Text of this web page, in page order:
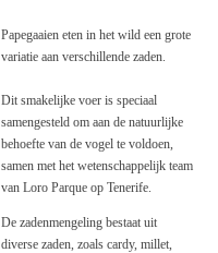
Papegaaien eten in het wild een grote
variatie aan verschillende zaden.
Dit smakelijke voer is speciaal
samengesteld om aan de natuurlijke
behoefte van de vogel te voldoen,
samen met het wetenschappelijk team
van Loro Parque op Tenerife.
De zadenmengeling bestaat uit
diverse zaden, zoals cardy, millet,